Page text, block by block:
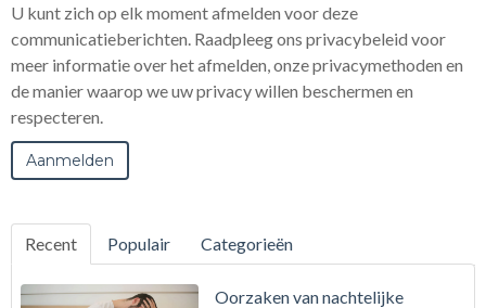
U kunt zich op elk moment afmelden voor deze
communicatieberichten. Raadpleeg ons privacybeleid voor
meer informatie over het afmelden, onze privacymethoden en
de manier waarop we uw privacy willen beschermen en
respecteren.
Recent Populair Categorieën
Oorzaken van nachtelijke